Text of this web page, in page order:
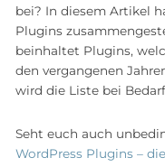
bei? In diesem Artikel
Plugins
beinhaltet Plugins,
den vergangenen
wird die Liste bei
Seht euch auch
WordPress Plugins –